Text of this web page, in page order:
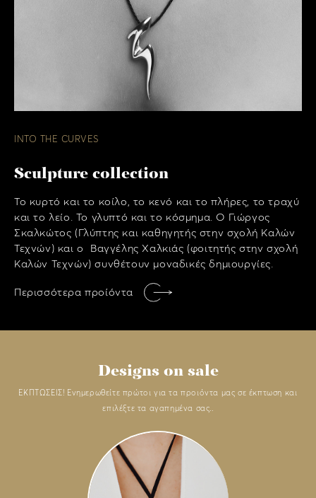
INTO THE CURVES
Sculpture collection
Το κυρτό και το κοίλο, το κενό και το πλήρες, το τραχύ
και το λείο. Το γλυπτό και το κόσμημα. Ο Γιώργος
Σκαλκώτος (Γλύπτης και καθηγητής στην σχολή Καλών
Τεχνών) και ο Βαγγέλης Χαλκιάς (φοιτητής στην σχολή
Καλών Τεχνών) συνθέτουν μοναδικές δημιουργίες.
Περισσότερα προίόντα
Designs on sale
ΕΚΠΤΩΣΕΙΣ! Ενημερωθείτε πρώτοι για τα προιόντα μας σε έκπτωση και
επιλέξτε τα αγαπημένα σας..